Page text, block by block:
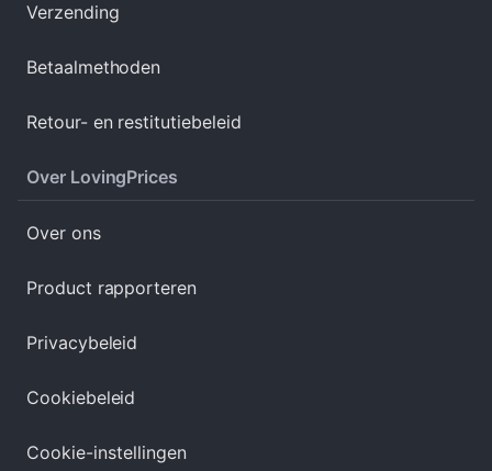
Verzending
Betaalmethoden
Retour- en restitutiebeleid
Over LovingPrices
Over ons
Product rapporteren
Privacybeleid
Cookiebeleid
Cookie-instellingen